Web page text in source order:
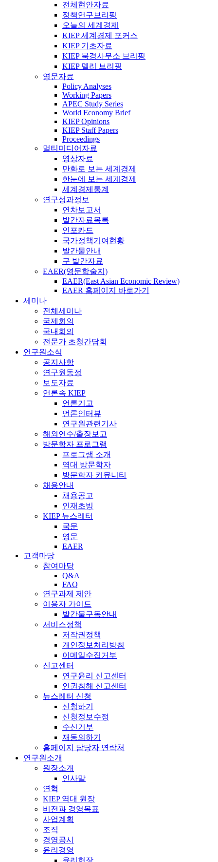
전체현안자료
정책연구브리핑
오늘의 세계경제
KIEP 세계경제 포커스
KIEP 기초자료
KIEP 북경사무소 브리핑
KIEP 델리 브리핑
영문자료
Policy Analyses
Working Papers
APEC Study Series
World Economy Brief
KIEP Opinions
KIEP Staff Papers
Proceedings
멀티미디어자료
영상자료
만화로 보는 세계경제
한눈에 보는 세계경제
세계경제통계
연구성과정보
연차보고서
발간자료목록
인포카드
국가정책기여현황
발간물안내
구 발간자료
EAER(영문학술지)
EAER(East Asian Economic Review)
EAER 홈페이지 바로가기
세미나
전체세미나
국제회의
국내회의
전문가 초청간담회
연구원소식
공지사항
연구원동정
보도자료
언론속 KIEP
언론기고
언론인터뷰
연구원관련기사
해외연수/출장보고
방문학자 프로그램
프로그램 소개
역대 방문학자
방문학자 커뮤니티
채용안내
채용공고
인재초빙
KIEP 뉴스레터
국문
영문
EAER
고객마당
참여마당
Q&A
FAQ
연구과제 제안
이용자 가이드
발간물구독안내
서비스정책
저작권정책
개인정보처리방침
이메일수집거부
신고센터
연구윤리 신고센터
인권침해 신고센터
뉴스레터 신청
신청하기
신청정보수정
수신거부
재동의하기
홈페이지 담당자 연락처
연구원소개
원장소개
인사말
연혁
KIEP 역대 원장
비전과 경영목표
사업계획
조직
경영공시
윤리경영
윤리헌장